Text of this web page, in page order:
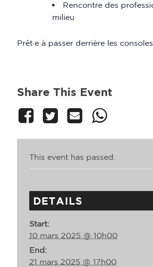
Rencontre des
milieu
Prêt·e à passer derrière les
Share This Event
This event has passed.
DETAILS
Start:
10 mars 2025 @ 10h00
End:
21 mars 2025 @ 17h00